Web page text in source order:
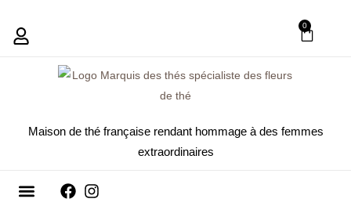
0
Maison de thé française rendant hommage à des femmes
extraordinaires